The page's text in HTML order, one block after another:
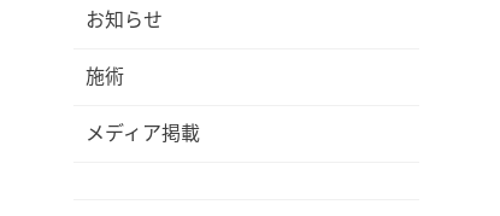
お知らせ
施術
メディア掲載